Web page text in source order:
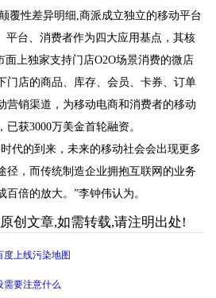
覆性差异明细,商派成立独立的移动平台
台、消费者作为四大应用基点，其核
面上独家支持门店O2O场景消费的微店
门店的商品、库存、会员、卡券、订单
营销渠道，为移动电商和消费者的移动
获3000万美金首轮融资。
代的到来，未来的移动社会会出现更多
径，而传统制造企业拥抱互联网的业务
倍的放大。”李钟伟认为。
创文章,如需转载,请注明出处!
度上线污染地图
需要注意什么